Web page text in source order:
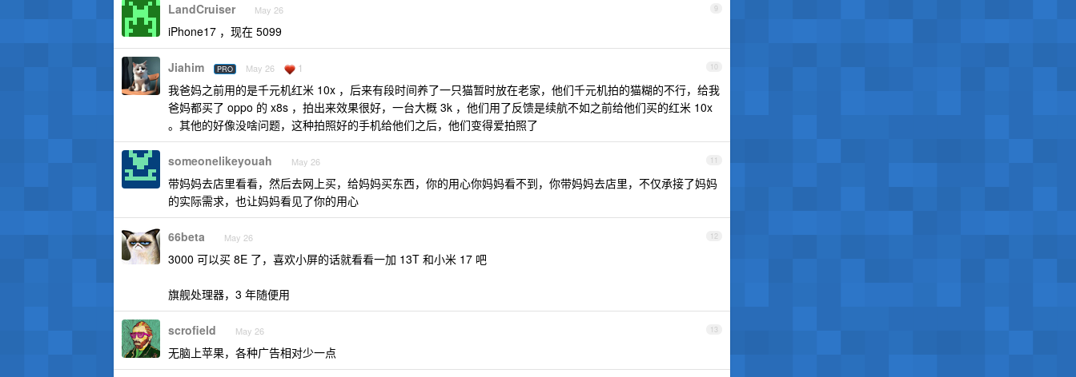
9
LandCruiser May 26
iPhone17 ，现在 5099
10
Jiahim PRO May 26 1
我爸妈之前用的是千元机红米 10x ，后来有段时间养了一只猫暂时放在老家，他们千元机拍的猫糊的不行，给我
爸妈都买了 oppo 的 x8s ，拍出来效果很好，一台大概 3k ，他们用了反馈是续航不如之前给他们买的红米 10x
。其他的好像没啥问题，这种拍照好的手机给他们之后，他们变得爱拍照了
11
someonelikeyouah May 26
带妈妈去店里看看，然后去网上买，给妈妈买东西，你的用心你妈妈看不到，你带妈妈去店里，不仅承接了妈妈
的实际需求，也让妈妈看见了你的用心
12
66beta May 26
3000 可以买 8E 了，喜欢小屏的话就看看一加 13T 和小米 17 吧
旗舰处理器，3 年随便用
13
scrofield May 26
无脑上苹果，各种广告相对少一点